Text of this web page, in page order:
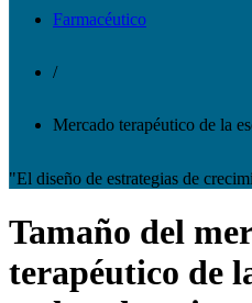
Farmacéutico
/
Mercado terapéutico de la
"El diseño de estrategias de
Tamaño del
terapéutico de